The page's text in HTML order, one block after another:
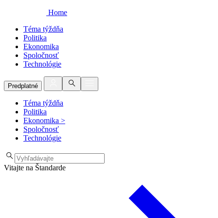
Home
Téma týždňa
Politika
Ekonomika
Spoločnosť
Technológie
Predplatné
Téma týždňa
Politika
Ekonomika >
Spoločnosť
Technológie
Vitajte na Štandarde